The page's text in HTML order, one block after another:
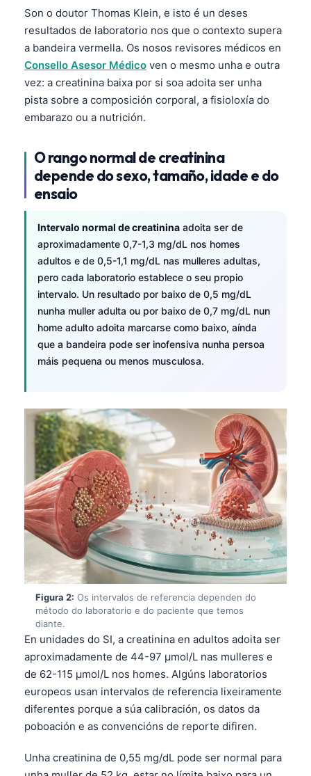
Son o doutor Thomas Klein, e isto é un deses
resultados de laboratorio nos que o contexto supera
a bandeira vermella. Os nosos revisores médicos en
Consello Asesor Médico ven o mesmo unha e outra
vez: a creatinina baixa por si soa adoita ser unha
pista sobre a composición corporal, a fisioloxía do
embarazo ou a nutrición.
O rango normal de creatinina
depende do sexo, tamaño, idade e do
ensaio
Intervalo normal de creatinina adoita ser de
aproximadamente 0,7-1,3 mg/dL nos homes
adultos e de 0,5-1,1 mg/dL nas mulleres adultas,
pero cada laboratorio establece o seu propio
intervalo. Un resultado por baixo de 0,5 mg/dL
nunha muller adulta ou por baixo de 0,7 mg/dL nun
home adulto adoita marcarse como baixo, aínda
que a bandeira pode ser inofensiva nunha persoa
máis pequena ou menos musculosa.
Figura 2: Os intervalos de referencia dependen do
método do laboratorio e do paciente que temos
diante.
En unidades do SI, a creatinina en adultos adoita ser
aproximadamente de 44-97 µmol/L nas mulleres e
de 62-115 µmol/L nos homes. Algúns laboratorios
europeos usan intervalos de referencia lixeiramente
diferentes porque a súa calibración, os datos da
poboación e as convencións de reporte difiren.
Unha creatinina de 0,55 mg/dL pode ser normal para